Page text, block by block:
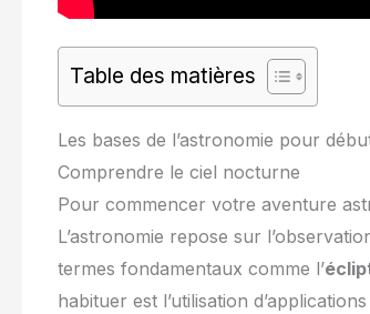
Table des matières
Les bases de l’astronomie pour
Comprendre le ciel nocturne
Pour commencer votre aventure
L’astronomie repose sur
termes fondamentaux comme l’
habituer est l’utilisation